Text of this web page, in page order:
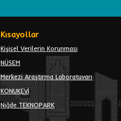
Kısayollar
Kişisel Verilerin Korunması
NÜSEM
Merkezi Araştırma Laboratuvarı
KONUKEVİ
Niğde TEKNOPARK